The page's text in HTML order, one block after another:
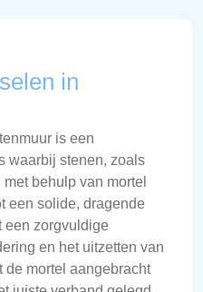
in
is een
waarbij stenen, zoals
behulp van mortel
een solide, dragende
een zorgvuldige
en het uitzetten van
de mortel aangebracht